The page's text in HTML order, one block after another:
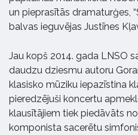
un pieprasītās dramaturģes,
balvas ieguvējas Justīnes
Jau kopš 2014. gada LNSO
daudzu dziesmu autoru
klasisko mūziku iepazīstina
pieredzējuši koncertu
klausītājiem tiek piedāvāts
komponista sacerētu